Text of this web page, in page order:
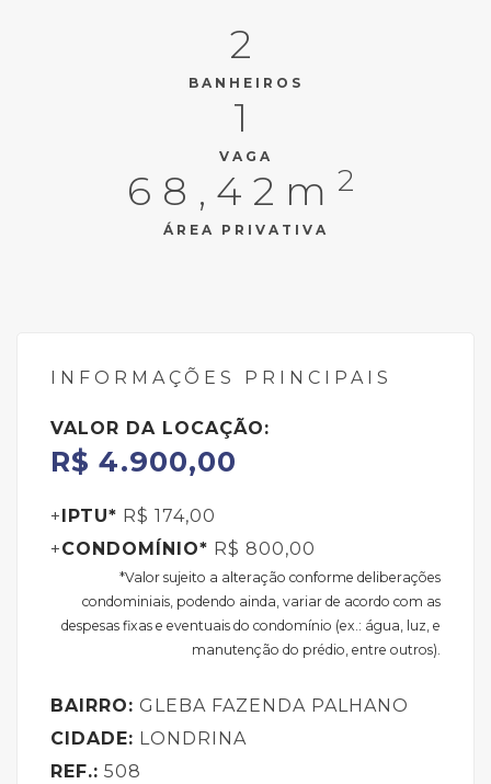
2
BANHEIROS
1
VAGA
68,42m 2
ÁREA PRIVATIVA
INFORMAÇÕES PRINCIPAIS
VALOR DA LOCAÇÃO:
R$ 4.900,00
+ IPTU* R$ 174,00
+CONDOMÍNIO* R$ 800,00
*Valor sujeito a alteração conforme deliberações
condominiais, podendo ainda, variar de acordo com as
despesas fixas e eventuais do condomínio (ex.: água, luz, e
manutenção do prédio, entre outros).
BAIRRO: GLEBA FAZENDA PALHANO
CIDADE: LONDRINA
REF.: 508